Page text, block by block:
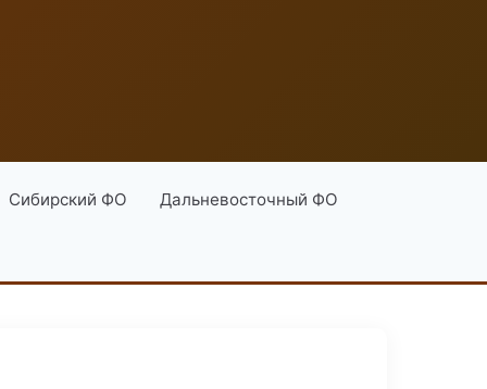
Сибирский ФО Дальневосточный ФО